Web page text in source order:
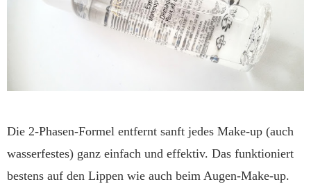
Die 2-Phasen-Formel entfernt sanft jedes Make-up (auch
wasserfestes) ganz einfach und effektiv. Das funktioniert
bestens auf den Lippen wie auch beim Augen-Make-up.